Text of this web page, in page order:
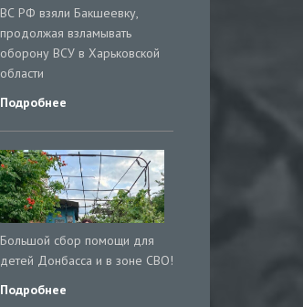
ВС РФ взяли Бакшеевку,
продолжая взламывать
оборону ВСУ в Харьковской
области
Подробнее
Большой сбор помощи для
детей Донбасса и в зоне СВО!
Подробнее